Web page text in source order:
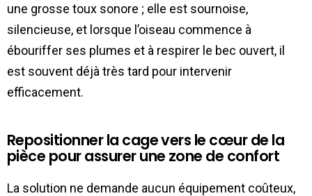
une grosse toux sonore ; elle est sournoise,
silencieuse, et lorsque l’oiseau commence à
ébouriffer ses plumes et à respirer le bec ouvert, il
est souvent déjà très tard pour intervenir
efficacement.
Repositionner la cage vers le cœur de la
pièce pour assurer une zone de confort
La solution ne demande aucun équipement coûteux,